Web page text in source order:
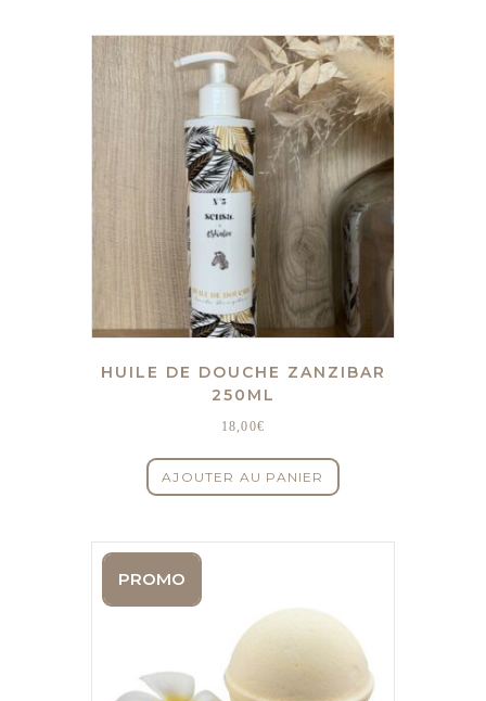
HUILE DE DOUCHE ZANZIBAR
250ML
18,00€
AJOUTER AU PANIER
PROMO